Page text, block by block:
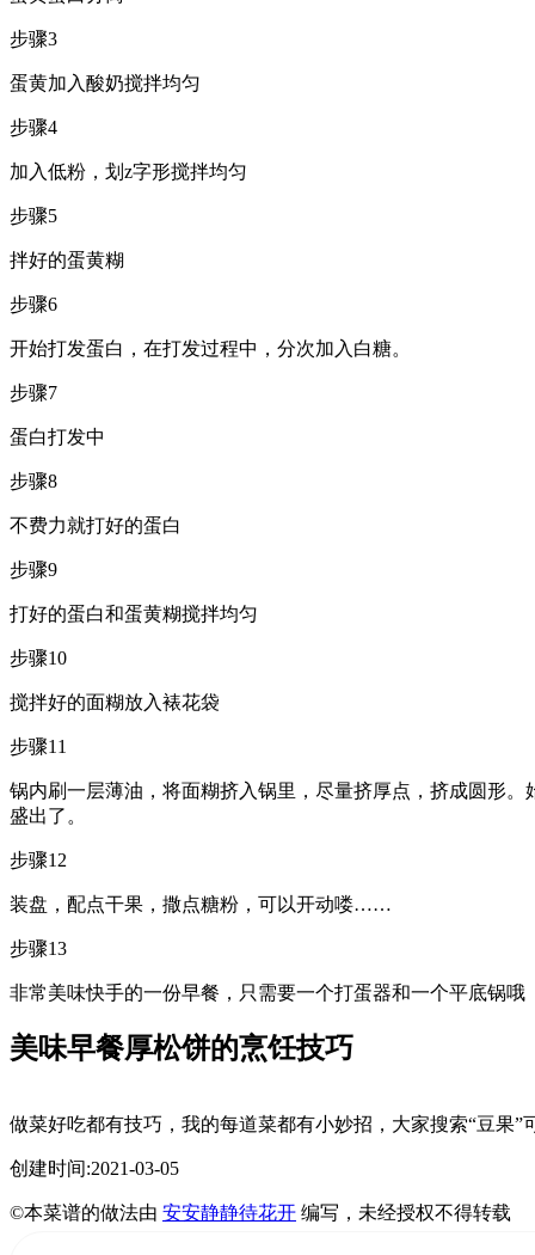
步骤3
蛋黄加入酸奶搅拌均匀
步骤4
加入低粉，划z字形搅拌均匀
步骤5
拌好的蛋黄糊
步骤6
开始打发蛋白，在打发过程中，分次加入白糖。
步骤7
蛋白打发中
步骤8
不费力就打好的蛋白
步骤9
打好的蛋白和蛋黄糊搅拌均匀
步骤10
搅拌好的面糊放入裱花袋
步骤11
锅内刷一层薄油，将面糊挤入锅里，尽量挤厚点，挤成圆形
盛出了。
步骤12
装盘，配点干果，撒点糖粉，可以开动喽……
步骤13
非常美味快手的一份早餐，只需要一个打蛋器和一个平底锅哦
美味早餐厚松饼的烹饪技巧
做菜好吃都有技巧，我的每道菜都有小妙招，大家搜索“豆果”
创建时间:2021-03-05
©本菜谱的做法由 安安静静待花开 编写，未经授权不得转载